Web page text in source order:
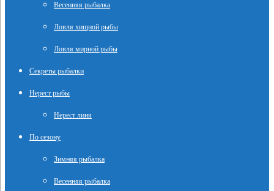
Весенняя рыбалка
Ловля хищной рыбы
Ловля мирной рыбы
Секреты рыбалки
Нерест рыбы
Нерест линя
По сезону
Зимняя рыбалка
Весенняя рыбалка